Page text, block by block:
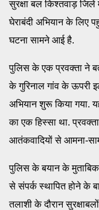
सुरक्षा बल किश्तवाड़
घेराबंदी अभियान के लिए
घटना सामने आई है.
पुलिस के एक प्रवक्ता ने
के गुरिनाल गांव के ऊपरी
अभियान शुरू किया गया.
का एक हिस्सा था.
आतंकवादियों से आमना-
पुलिस के बयान के
से संपर्क स्थापित होने के
तलाशी के दौरान